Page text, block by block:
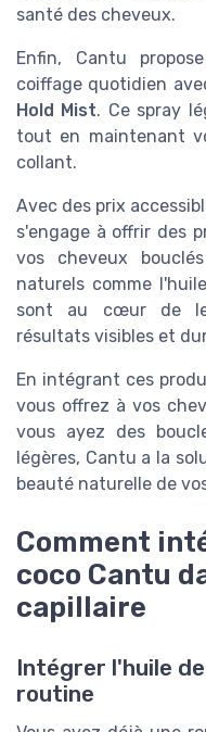
santé des cheveux.
Enfin, Cantu
coiffage quotidien
Hold Mist. Ce spray
tout en maintenant
collant.
Avec des prix
s'engage à offrir des
vos cheveux
naturels comme
sont au cœur de
résultats visibles et
En intégrant ces
vous offrez à vos
vous ayez des
légères, Cantu a la
beauté naturelle de
Comment
coco Cantu
capillaire
Intégrer l'huile
routine